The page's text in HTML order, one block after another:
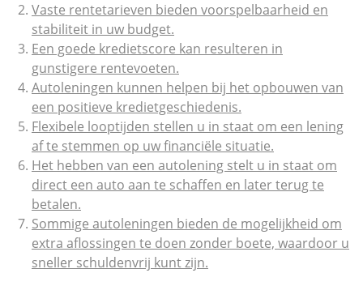
Vaste rentetarieven bieden voorspelbaarheid en
stabiliteit in uw budget.
Een goede kredietscore kan resulteren in
gunstigere rentevoeten.
Autoleningen kunnen helpen bij het opbouwen van
een positieve kredietgeschiedenis.
Flexibele looptijden stellen u in staat om een lening
af te stemmen op uw financiële situatie.
Het hebben van een autolening stelt u in staat om
direct een auto aan te schaffen en later terug te
betalen.
Sommige autoleningen bieden de mogelijkheid om
extra aflossingen te doen zonder boete, waardoor u
sneller schuldenvrij kunt zijn.